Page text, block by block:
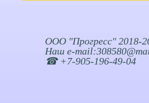
ООО "Прогресс" 2018-
Наш e-
☎ +7-905-196-49-04